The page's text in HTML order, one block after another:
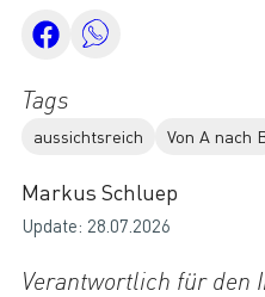
Tags
aussichtsreich Von A nach
Markus Schluep
Update: 28.07.2026
Verantwortlich für den